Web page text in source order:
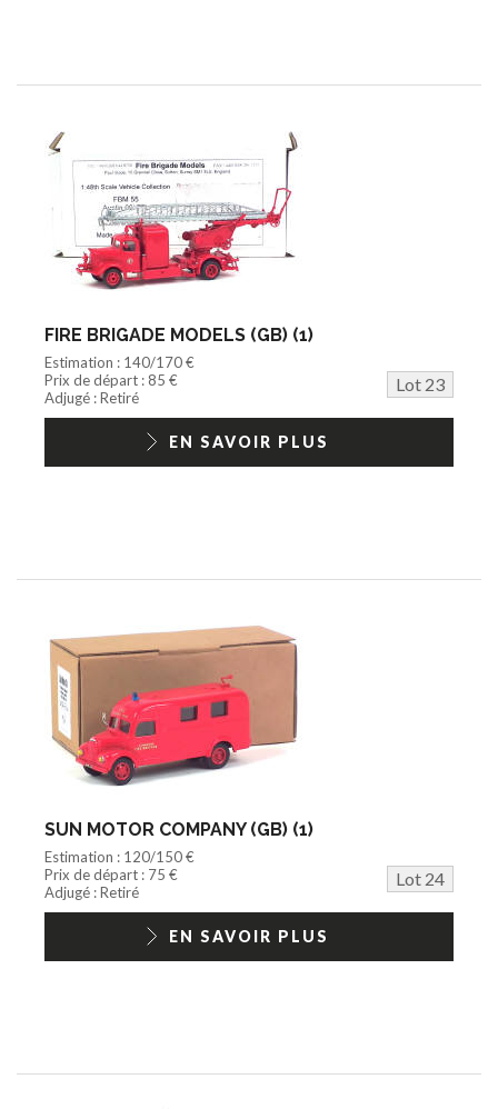
FIRE BRIGADE MODELS (GB) (1)
Estimation : 140/170 €
Prix de départ : 85 €
Lot 23
Adjugé : Retiré
EN SAVOIR PLUS
SUN MOTOR COMPANY (GB) (1)
Estimation : 120/150 €
Prix de départ : 75 €
Lot 24
Adjugé : Retiré
EN SAVOIR PLUS